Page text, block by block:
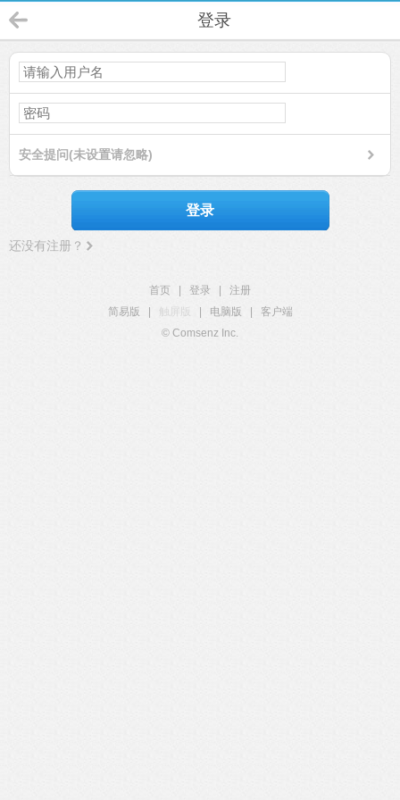
登录
安全提问(未设置请忽略)
登录
还没有注册？
首页 登录
注册
简易版
触屏版 电脑版
客户端
© Comsenz Inc.